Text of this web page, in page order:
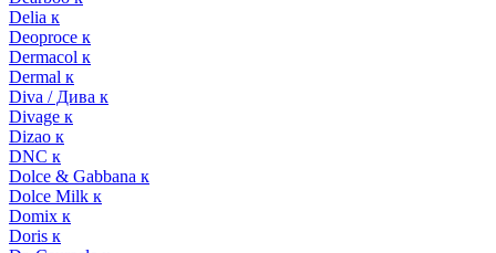
Delia к
Deoproce к
Dermacol к
Dermal к
Diva / Дива к
Divage к
Dizao к
DNC к
Dolce & Gabbana к
Dolce Milk к
Domix к
Doris к